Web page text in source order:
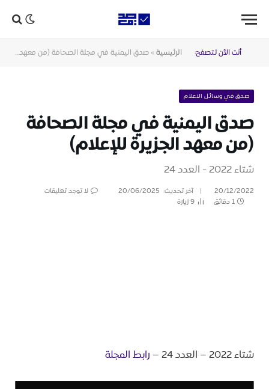
أنت الآن تتصفح: الرئيسية » صدق اليمنية في مجلة الصحافة (من معهد الجزيرة للإعلام)
صدق في وسائل الاعلام
صدق اليمنية في مجلة الصحافة
(من معهد الجزيرة للإعلام)
شتاء 2022 - العدد 24
20/12/2022 آخر تحديث: 20/06/2025
لا توجد تعليقات
1 دقائق
9زيارة
شتاء 2022 – العدد 24 – رابط المجلة